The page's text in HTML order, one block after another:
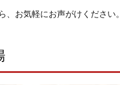
、お気軽にお声がけください